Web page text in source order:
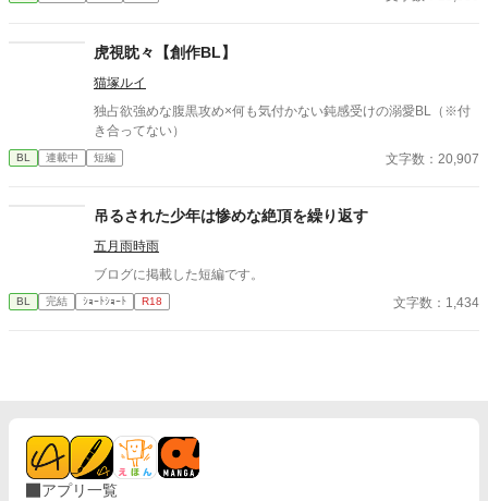
真面目だが強気で、どこか挑発的な笑みを浮かべる青年。 ある
原は上司に向かって、いつもの穏やかな口調を崩した。「……そ
んな顔、部下には見せないんですね」 疲労で僅かに緩んだ榊の表
情。 その弱さを見逃さず、篠原はデスク越しに距離を詰める。
「強がらなくていいですよ。俺の前では、もう」 指先が榊のネク
タイを掴む。 引き寄せられた瞬間、榊の理性は音を立てて崩れ
って、ひとつずつ乱されていく。 言葉で支配され、触れられるた
原の視線の奥に宿るのは、ただの欲望ではなかった。 そこには、
ずっと榊だけを見つめ続けてきた、静かな執着がある。 「俺、前
っと綺麗だろうなって」 支配する側だったはずの男が、 支配され
ることで初めて“生きている”と感じてしまう――。 上司と部下、
虎視眈々【創作BL】
猫塚ルイ
独占欲強めな腹黒攻め×何も気付かない鈍感受けの溺愛BL（※付
き合ってない）
BL 連載中 短編 文字数：20,907
吊るされた少年は惨めな絶頂を繰り返す
五月雨時雨
ブログに掲載した短編です。
BL 完結 ｼｮｰﾄｼｮｰﾄ R18 文字数：1,434
アプリ一覧